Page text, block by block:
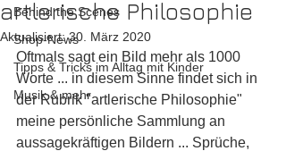
Behind the Scenes
Shop-News
Tipps & Tricks im Alltag mit Kinder
Musik & mehr
artlerische Philosophie
Aktualisiert:30. März 2020
Oftmals sagt ein Bild mehr als 1000
Worte ... in diesem Sinne findet sich in
der Rubrik "artlerische Philosophie"
meine persönliche Sammlung an
aussagekräftigen Bildern ... Sprüche,